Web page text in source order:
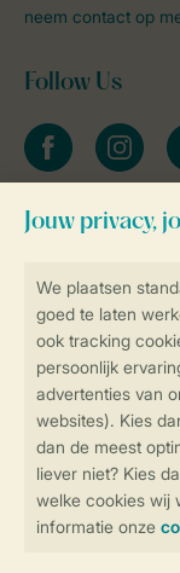
Controle
Veilig en snel
Veilige
Veilige
neem contact op
Follow Us
facebook
Blijf op de